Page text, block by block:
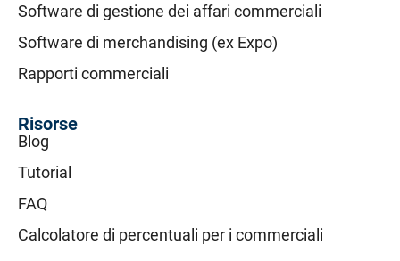
Software di gestione dei affari commerciali
Software di merchandising (ex Expo)
Rapporti commerciali
Risorse
Blog
Tutorial
FAQ
Calcolatore di percentuali per i commerciali